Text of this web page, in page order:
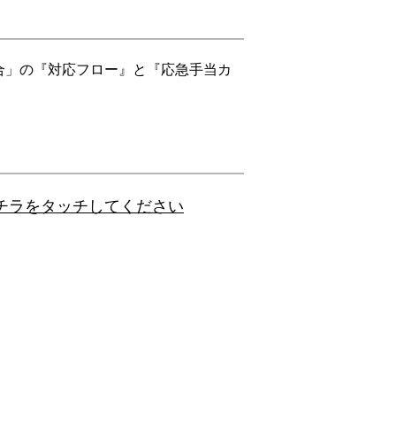
の『対応フロー』と『応急手当カ
ラをタッチしてください